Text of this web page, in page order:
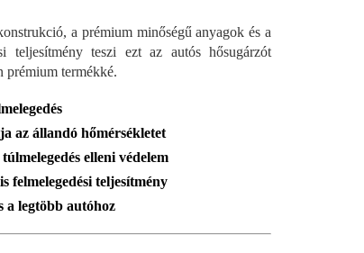
a prémium minőségű anyagok és a
teljesítmény teszi ezt az autós hősugárzót
prémium termékké.
az állandó hőmérsékletet
elleni védelem
felmelegedési teljesítmény
a legtöbb autóhoz